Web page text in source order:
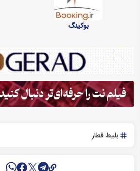
بوکینگ
بلیط قطار